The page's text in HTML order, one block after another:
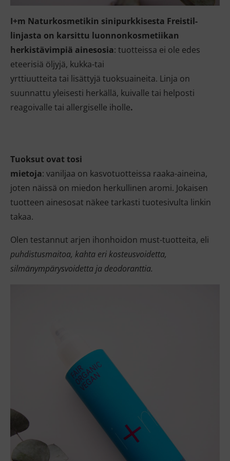
I+m Naturkosmetikin sinipurkkisesta Freistil-
linjasta on karsittu luonnonkosmetiikan
herkistävimpiä ainesosia: tuotteissa ei ole edes
eteerisiä öljyjä, kukka-tai
yrttiuutteita tai lisättyjä tuoksuaineita. Linja on
suunnattu yleisesti herkällä, kuivalle tai helposti
reagoivalle tai allergiselle iholle.
Tuoksut ovat tosi
mietoja: vaniljaa on kasvotuotteissa raaka-aineina,
joten näissä on miedon herkullinen aromi. Jokaisen
tuotteen ainesosat näkee tarkasti tuotesivulta linkin
takaa.
Olen testannut arjen ihonhoidon must-tuotteita, eli
puhdistusmaitoa, kahta eri kosteusvoidetta,
silmänympärysvoidetta ja deodoranttia.